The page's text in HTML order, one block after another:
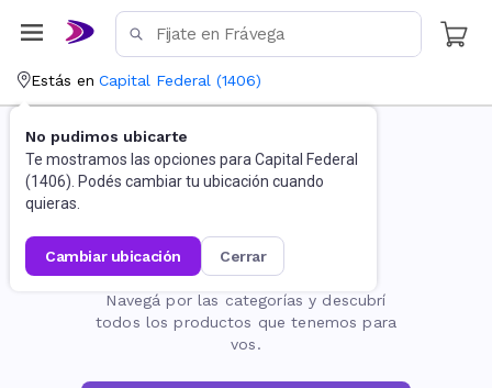
Estás en Capital Federal (1406)
No pudimos ubicarte
Te mostramos las opciones para Capital Federal
(1406). Podés cambiar tu ubicación cuando
quieras.
cambiar ubicación cerrar
La página no existe
Navegá por las categorías y descubrí
todos los productos que tenemos para
vos.